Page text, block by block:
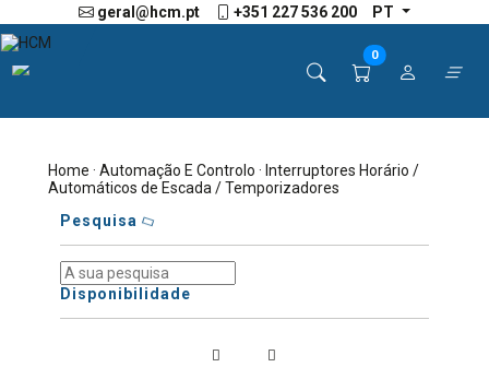
geral@hcm.pt +351 227 536 200 PT
0
Home ·Automação E Controlo · Interruptores Horário /
Automáticos de Escada / Temporizadores
Pesquisa
Disponibilidade